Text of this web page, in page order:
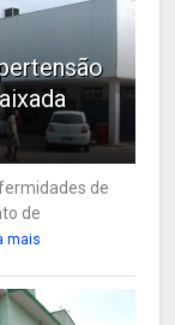
de
de
mais